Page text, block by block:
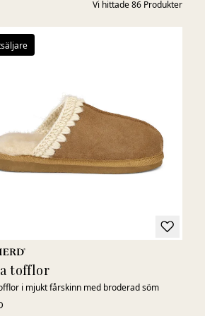
Vi hittade86 Produkter
tofflor
i mjukt fårskinn med broderad söm